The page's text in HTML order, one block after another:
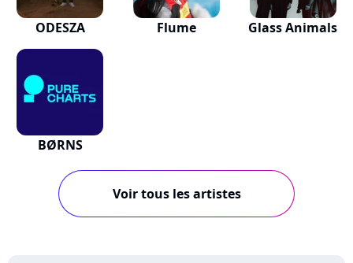
ODESZA Flume Glass Animals
BØRNS
Voir tous les artistes